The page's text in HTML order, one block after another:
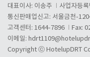
대표이사: 이송주
사업자등
통신판매업신고: 서울금천-
고객센터: 1644-7896
Fax:
이메일:
Copyright ⓒ HotelupDRT